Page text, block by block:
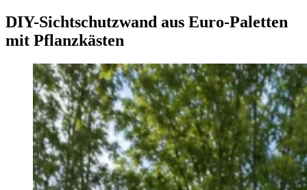
DIY-Sichtschutzwand aus Euro-Paletten
mit Pflanzkästen